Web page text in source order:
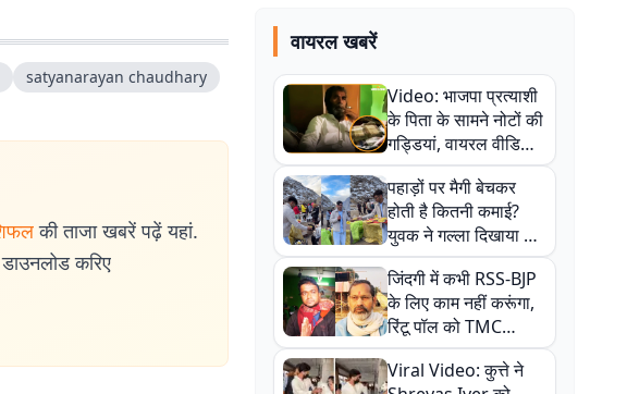
satyanarayan chaudhary
की ताजा खबरें पढ़ें यहां.
करिए
वायरल खबरें
Video: भाजपा प्रत्याशी
के पिता के सामने नोटों की
गड्डियां, वायरल वीडियो
से राजनीति में उबाल,
अजित महतो बोले- TMC
की गंदी चाल
पहाड़ों पर मैगी बेचकर
होती है कितनी कमाई?
युवक ने गल्ला दिखाया तो
नौकरी वालों के खड़े हो गए
कान
जिंदगी में कभी RSS-BJP
के लिए काम नहीं करूंगा,
रिंटू पॉल को TMC
ऑफिस में ले जाकर पीटा,
Video वायरल
Viral Video: कुत्ते ने